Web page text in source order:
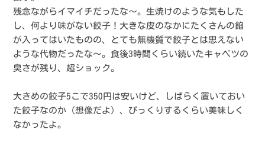
残念ながらイマイチだったな〜。生焼けのような気もした
し、何より味がない餃子！大きな皮のなかにたくさんの餡
が入ってはいたものの、とても無機質で餃子とは思えない
ような代物だったな〜。食後3時間くらい続いたキャベツの
臭さが残り、超ショック。
大きめの餃子5こで350円は安いけど、しばらく置いておい
た餃子なのか（想像だよ）、びっくりするくらい美味しく
なかったよ。